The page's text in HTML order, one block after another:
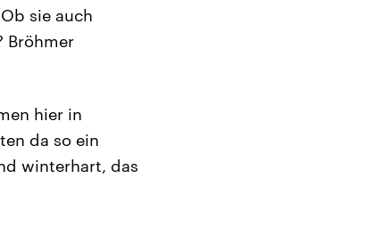
sie auch
Bröhmer
hier in
da so ein
winterhart, das